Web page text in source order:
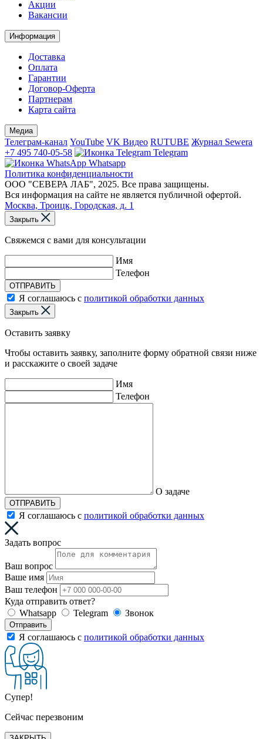
Акции
Вакансии
Информация
Доставка
Оплата
Гарантии
Договор-Оферта
Партнерам
Карта сайта
Медиа
Телеграм-канал YouTube VK Видео RUTUBE Журнал Sewera
+7 495 740-05-58
Telegram
Whatsapp
Политика конфиденциальности
ООО "СЕВЕРА ЛАБ", 2025. Все права защищены.
Вся информация на сайте не является публичной офертой.
Москва, Троицк, Городская, д. 1
Закрыть
Свяжемся с вами для консультации
Имя
Телефон
ОТПРАВИТЬ
Я соглашаюсь с политикой обработки данных
Закрыть
Оставить заявку
Чтобы оставить заявку, заполните форму обратной связи ниже
и расскажите о своей задаче
Имя
Телефон
О задаче
ОТПРАВИТЬ
Я соглашаюсь с политикой обработки данных
Задать вопрос
Ваш вопрос
Ваше имя
Ваш телефон
Куда отправить ответ?
Whatsapp
Telegram Звонок
Отправить
Я соглашаюсь с политикой обработки данных
Супер!
Сейчас перезвоним